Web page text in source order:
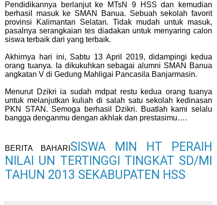
Pendidikannya berlanjut ke MTsN 9 HSS dan kemudian
berhasil masuk ke SMAN Banua. Sebuah sekolah favorit
provinsi Kalimantan Selatan. Tidak mudah untuk masuk,
pasalnya serangkaian tes diadakan untuk menyaring calon
siswa terbaik dari yang terbaik.
Akhirnya hari ini, Sabtu 13 April 2019, didampingi kedua
orang tuanya. Ia dikukuhkan sebagai alumni SMAN Banua
angkatan V di Gedung Mahligai Pancasila Banjarmasin.
Menurut Dzikri ia sudah mdpat restu kedua orang tuanya
untuk melanjutkan kuliah di salah satu sekolah kedinasan
PKN STAN. Semoga berhasil Dzikri. Buatlah kami selalu
bangga denganmu dengan akhlak dan prestasimu….
BERITA BAHARI SISWA MIN HT PERAIH
NILAI UN TERTINGGI TINGKAT SD/MI
TAHUN 2013 SEKABUPATEN HSS